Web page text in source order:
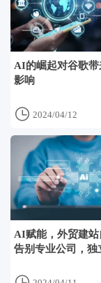
AI的崛起对谷歌带
影响
 2024/04/12
AI赋能，外贸建站
告别专业公司，独